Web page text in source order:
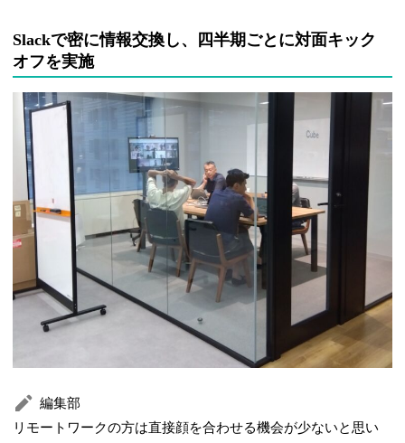
Slackで密に情報交換し、四半期ごとに対面キック
オフを実施
編集部
リモートワークの方は直接顔を合わせる機会が少ないと思い